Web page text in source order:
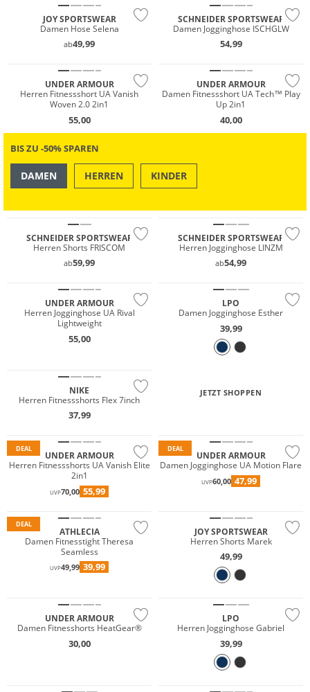
JOY SPORTSWEAR
Damen Hose Selena
ab49,99
SCHNEIDER SPORTSWEAR
Damen Jogginghose ISCHGLW
54,99
UNDER ARMOUR
Herren Fitnessshort UA Vanish
Woven 2.0 2in1
55,00
UNDER ARMOUR
Damen Fitnessshort UA Tech™ Play
Up 2in1
40,00
BIS ZU -50% SPAREN
DAMEN HERREN KINDER
SCHNEIDER SPORTSWEAR
Herren Shorts FRISCOM
ab59,99
SCHNEIDER SPORTSWEAR
Herren Jogginghose LINZM
ab54,99
UNDER ARMOUR
Herren Jogginghose UA Rival
Lightweight
55,00
LPO
Damen Jogginghose Esther
39,99
NIKE
Herren Fitnessshorts Flex 7inch
37,99
JETZT SHOPPEN
DEAL
UNDER ARMOUR
Herren Fitnessshorts UA Vanish Elite
2in1
UVP70,00 55,99
DEAL
UNDER ARMOUR
Damen Jogginghose UA Motion Flare
UVP60,00 47,99
DEAL
ATHLECIA
Damen Fitnesstight Theresa
Seamless
UVP49,99 39,99
JOY SPORTSWEAR
Herren Shorts Marek
49,99
UNDER ARMOUR
Damen Fitnesshorts HeatGear®
30,00
LPO
Herren Jogginghose Gabriel
39,99